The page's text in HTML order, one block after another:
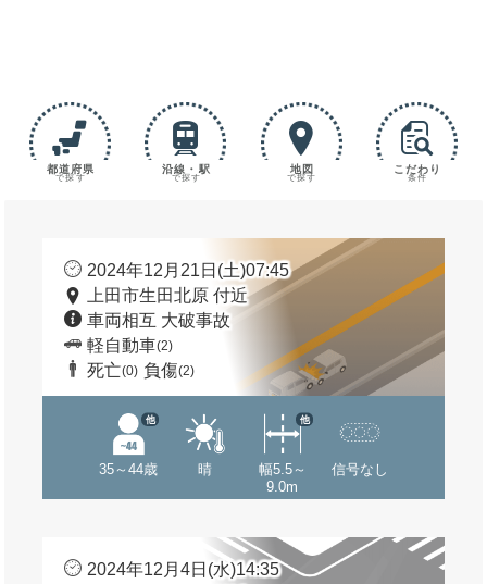
都道府県
で探す
沿線・駅
で探す
地図
で探す
こだわり
条件
2024年12月21日(土)07:45
上田市生田北原 付近
車両相互 大破事故
軽自動車(2)
死亡(0) 負傷(2)
35～44歳
他
晴
幅5.5～
9.0m
他
信号なし
2024年12月4日(水)14:35